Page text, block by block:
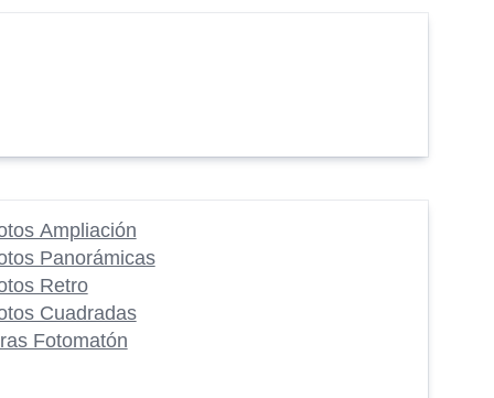
Ampliación
Panorámicas
Retro
Cuadradas
Fotomatón